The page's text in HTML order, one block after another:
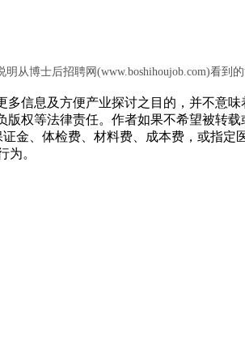
从博士后招聘网(www.boshihoujob.com)看到的
信息及方便产业探讨之目的，并不意
权等法律责任。作者如果不希望被转载
金、体检费、材料费、成本费，或指
为。